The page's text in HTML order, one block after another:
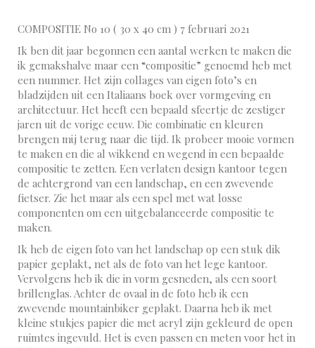
COMPOSITIE No 10 ( 30 x 40 cm ) 7 februari 2021
Ik ben dit jaar begonnen een aantal werken te maken die
ik gemakshalve maar een “compositie” genoemd heb met
een nummer. Het zijn collages van eigen foto’s en
bladzijden uit een Italiaans boek over vormgeving en
architectuur. Het heeft een bepaald sfeertje de zestiger
jaren uit de vorige eeuw. Die combinatie en kleuren
brengen mij terug naar die tijd. Ik probeer mooie vormen
te maken en die al wikkend en wegend in een bepaalde
compositie te zetten. Een verlaten design kantoor tegen
de achtergrond van een landschap, en een zwevende
fietser. Zie het maar als een spel met wat losse
componenten om een uitgebalanceerde compositie te
maken.
Ik heb de eigen foto van het landschap op een stuk dik
papier geplakt, net als de foto van het lege kantoor.
Vervolgens heb ik die in vorm gesneden, als een soort
brillenglas. Achter de ovaal in de foto heb ik een
zwevende mountainbiker geplakt. Daarna heb ik met
kleine stukjes papier die met acryl zijn gekleurd de open
ruimtes ingevuld. Het is even passen en meten voor het in